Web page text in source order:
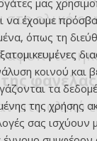
στο ολικό
στο ολικό
να έχουμε
όπως τη
κοινού και
τα
της χρήσης
σας